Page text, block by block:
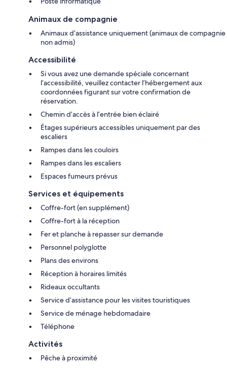
Animaux de compagnie
Animaux d’assistance uniquement (animaux de compagnie
non admis)
Accessibilité
Si vous avez une demande spéciale concernant
l’accessibilité, veuillez contacter l’hébergement aux
coordonnées figurant sur votre confirmation de
réservation.
Chemin d’accès à l’entrée bien éclairé
Étages supérieurs accessibles uniquement par des
escaliers
Rampes dans les couloirs
Rampes dans les escaliers
Espaces fumeurs prévus
Services et équipements
Coffre-fort (en supplément)
Coffre-fort à la réception
Fer et planche à repasser sur demande
Personnel polyglotte
Plans des environs
Réception à horaires limités
Rideaux occultants
Service d’assistance pour les visites touristiques
Service de ménage hebdomadaire
Téléphone
Activités
Pêche à proximité